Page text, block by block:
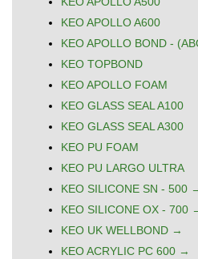
KEO APOLLO A600
KEO APOLLO BOND -
KEO TOPBOND
KEO APOLLO FOAM
KEO GLASS SEAL A100
KEO GLASS SEAL A300
KEO PU FOAM
KEO PU LARGO ULTRA
KEO SILICONE SN - 500
KEO SILICONE OX - 700
KEO UK WELLBOND →
KEO ACRYLIC PC 600 →